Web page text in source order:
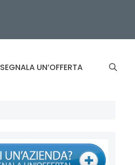
SEGNALA UN’OFFERTA